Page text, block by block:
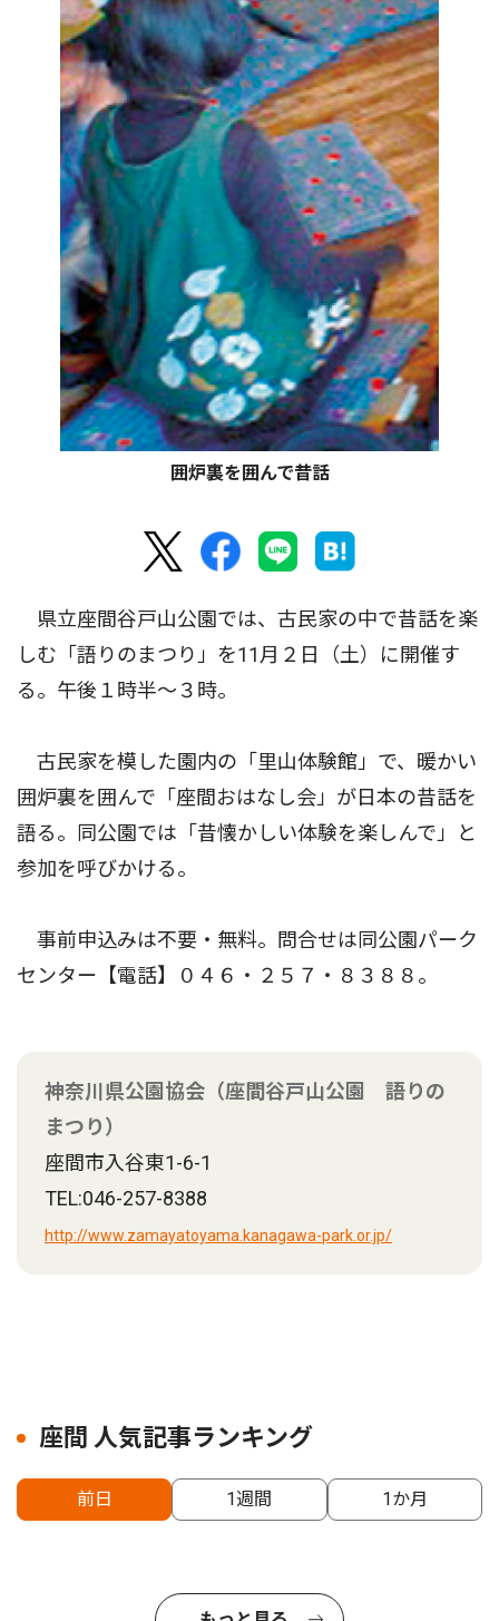
囲炉裏を囲んで昔話
県立座間谷戸山公園では、古民家の中で昔話を楽
しむ「語りのまつり」を11月２日（土）に開催す
る。午後１時半〜３時。
古民家を模した園内の「里山体験館」で、暖かい
囲炉裏を囲んで「座間おはなし会」が日本の昔話を
語る。同公園では「昔懐かしい体験を楽しんで」と
参加を呼びかける。
事前申込みは不要・無料。問合せは同公園パーク
センター【電話】０４６・２５７・８３８８。
神奈川県公園協会（座間谷戸山公園 語りの
まつり）
座間市入谷東1-6-1
TEL:046-257-8388
http://www.zamayatoyama.kanagawa-park.or.jp/
座間 人気記事ランキング
前日 1週間 1か月